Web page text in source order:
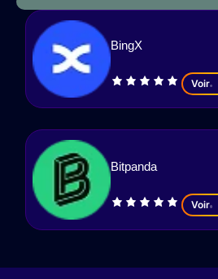
BingX
Voir
Bitpanda
Voir